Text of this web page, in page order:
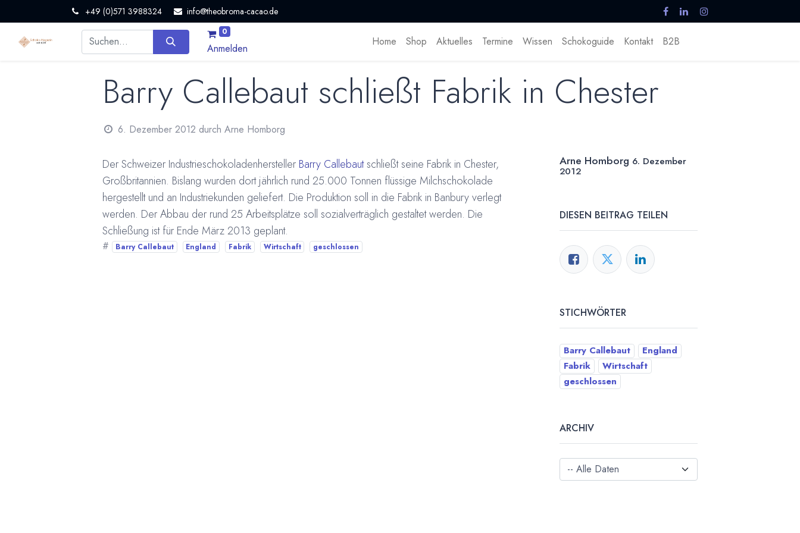
+49 (0)571 3988324 info@theobroma-cacao.de
0
Anmelden
Home Shop Aktuelles Termine Wissen Schokoguide Kontakt B2B
Barry Callebaut schließt Fabrik in Chester
6. Dezember 2012 durch Arne Homborg
Der Schweizer Industrieschokoladenhersteller Barry Callebautschließt seine Fabrik in Chester,
Großbritannien. Bislang wurden dort jährlich rund 25.000 Tonnen flüssige Milchschokolade
hergestellt und an Industriekunden geliefert. Die Produktion soll in die Fabrik in Banbury verlegt
werden. Der Abbau der rund 25 Arbeitsplätze soll sozialverträglich gestaltet werden. Die
Schließung ist für Ende März 2013 geplant.
# Barry Callebaut England Fabrik Wirtschaft geschlossen
Arne Homborg 6. Dezember
2012
DIESEN BEITRAG TEILEN
STICHWÖRTER
Barry Callebaut
England
Fabrik
Wirtschaft
geschlossen
ARCHIV